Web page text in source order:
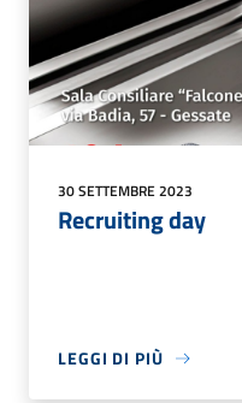
30 SETTEMBRE 2023
Recruiting day
LEGGI DI PIÙ